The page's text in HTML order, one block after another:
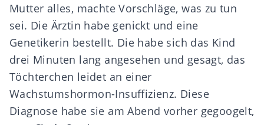
Mutter alles, machte Vorschläge, was zu tun
sei. Die Ärztin habe genickt und eine
Genetikerin bestellt. Die habe sich das Kind
drei Minuten lang angesehen und gesagt, das
Töchterchen leidet an einer
Wachstumshormon-Insuffizienz. Diese
Diagnose habe sie am Abend vorher gegoogelt,